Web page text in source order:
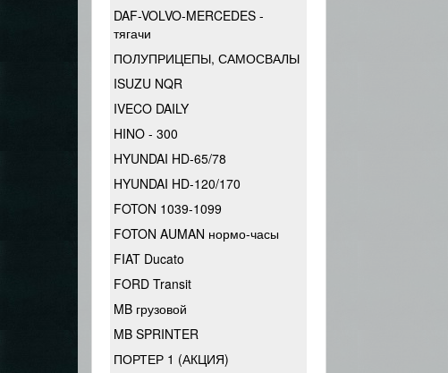
DAF-VOLVO-MERCEDES -
тягачи
ПОЛУПРИЦЕПЫ, САМОСВАЛЫ
ISUZU NQR
IVECO DAILY
HINO - 300
HYUNDAI HD-65/78
HYUNDAI HD-120/170
FOTON 1039-1099
FOTON AUMAN нормо-часы
FIAT Ducato
FORD Transit
MB грузовой
MB SPRINTER
ПОРТЕР 1 (АКЦИЯ)